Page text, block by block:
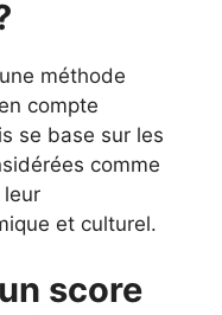
méthode
compte
se base sur les
comme
et culturel.
score